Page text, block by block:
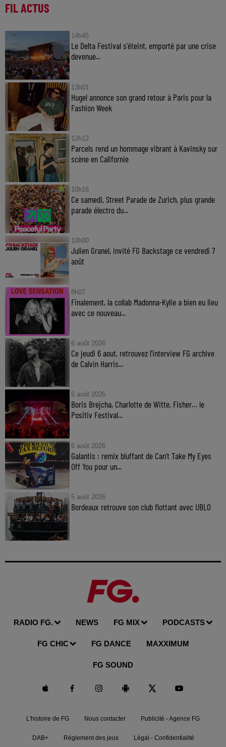
FIL ACTUS
14h45
Le Delta Festival s'éteint, emporté par une crise
devenue...
13h01
Hugel annonce son grand retour à Paris pour la
Fashion Week
12h12
Parcels rend un hommage vibrant à Kavinsky sur
scène en Californie
10h16
Ce samedi, Street Parade de Zurich, plus grande
parade électro du...
10h00
Julien Granel, invité FG Backstage ce vendredi 7
août
8h07
Finalement, la collab Madonna-Kylie a bien eu lieu
avec ce nouveau...
6 août 2026
Ce jeudi 6 aout, retrouvez l'interview FG archive
de Calvin Harris...
6 août 2026
Boris Brejcha, Charlotte de Witte, Fisher… le
Positiv Festival...
6 août 2026
Galantis : remix bluffant de Can’t Take My Eyes
Off You pour un...
5 août 2026
Bordeaux retrouve son club flottant avec UBLO
RADIO FG. NEWS FG MIX PODCASTS
FG CHIC FG DANCE MAXXIMUM
FG SOUND
L'histoire de FG Nous contacter Publicité - Agence FG
DAB+ Règlement des jeux Légal - Confidentialité